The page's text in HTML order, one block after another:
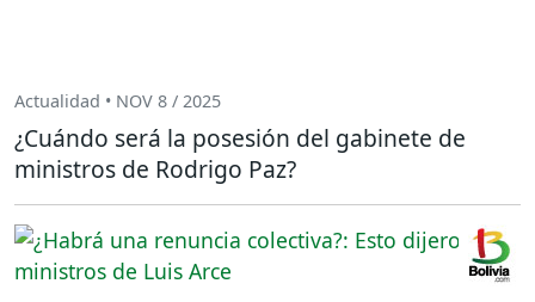
Actualidad • NOV 8 / 2025
¿Cuándo será la posesión del gabinete de
ministros de Rodrigo Paz?